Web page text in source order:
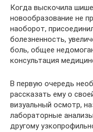
Когда выскочила
новообразование не
наоборот,
болезненность,
боль, общее
консультация
В первую очередь
рассказать ему о
визуальный осмотр,
лабораторные
другому